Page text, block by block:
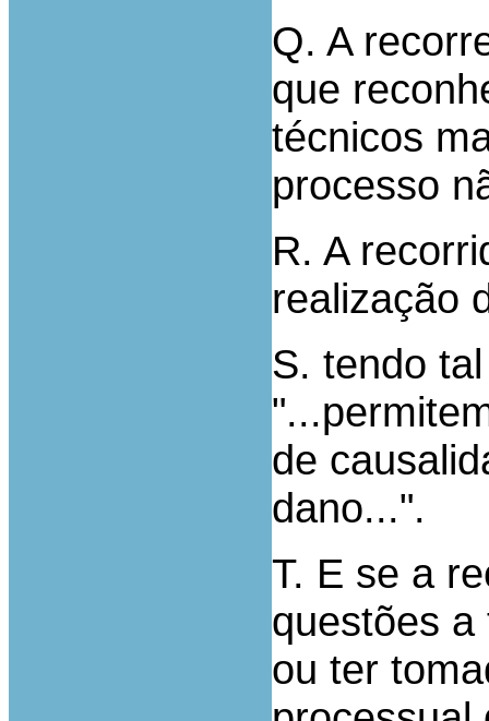
Q. A
que
técnicos
processo
R. A
realização
S. tendo
de
dano...".
T. E se a
questões a
ou ter